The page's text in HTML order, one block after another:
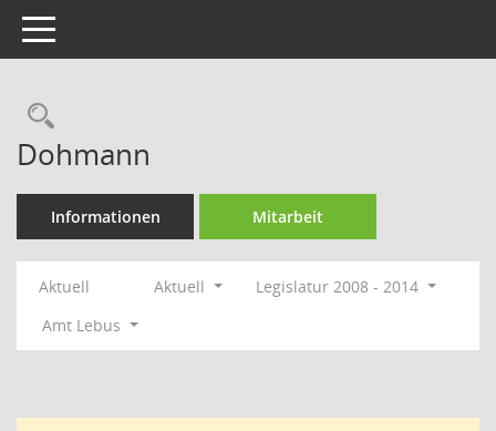
Toggle navigation
Rechercheauswahl
Dohmann
Informationen Mitarbeit
Aktuell Aktuell
Legislatur 2008 - 2014
Amt Lebus